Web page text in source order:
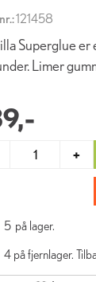
121458
Superglue er
Limer
+
5 på lager.
4 på fjernlager.